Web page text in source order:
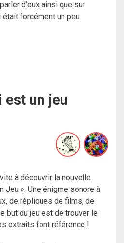
d’eux ainsi que sur
était forcément un peu
est un jeu
à découvrir la nouvelle
Jeu ». Une énigme sonore à
de répliques de films, de
but du jeu est de trouver le
extraits font référence !